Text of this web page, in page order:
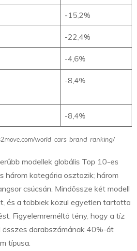
-15,2%
-22,4%
-4,6%
-8,4%
-8,4%
world-cars-brand-ranking/
modellek globális Top 10-es
három kategória osztozik; három
csúcsán. Mindössze két modell
és a többiek közül egyetlen tartotta
Figyelemreméltó tény, hogy a tíz
összes darabszámának 40%-át
típusa.